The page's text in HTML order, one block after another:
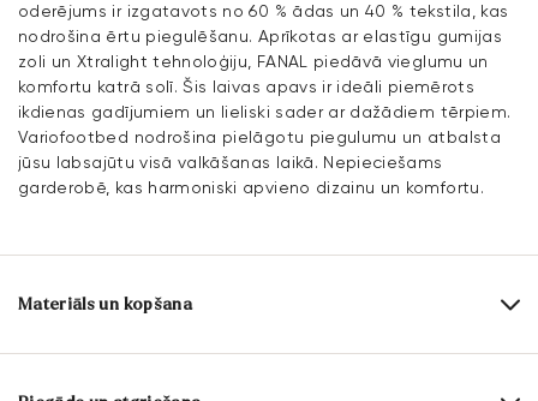
oderējums ir izgatavots no 60 % ādas un 40 % tekstila, kas
nodrošina ērtu piegulēšanu. Aprīkotas ar elastīgu gumijas
zoli un Xtralight tehnoloģiju, FANAL piedāvā vieglumu un
komfortu katrā solī. Šis laivas apavs ir ideāli piemērots
ikdienas gadījumiem un lieliski sader ar dažādiem tērpiem.
Variofootbed nodrošina pielāgotu piegulumu un atbalsta
jūsu labsajūtu visā valkāšanas laikā. Nepieciešams
garderobē, kas harmoniski apvieno dizainu un komfortu.
Materiāls un kopšana
Ražošanas apjoms: ES izmēri